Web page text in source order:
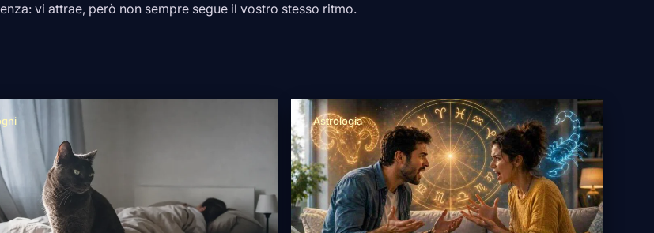
vi attrae, però non sempre segue il vostro stesso ritmo.
Astrologia